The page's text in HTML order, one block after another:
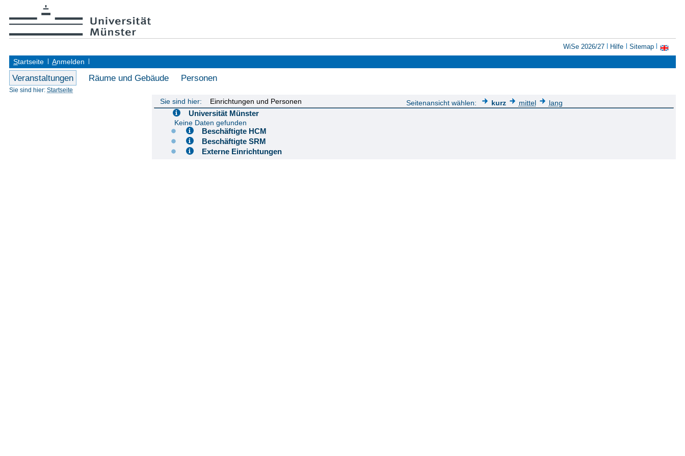
WiSe 2026/27 Hilfe
Sitemap
Startseite Anmelden
Veranstaltungen Räume und Gebäude Personen
Sie sind hier: Startseite
Sie sind hier: Einrichtungen und Personen Seitenansicht wählen: kurz mittel lang
Universität Münster
Keine Daten gefunden
Beschäftigte HCM
Beschäftigte SRM
Externe Einrichtungen